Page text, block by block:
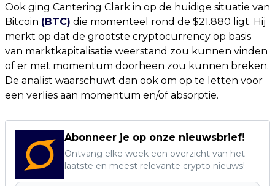
Ook ging Cantering Clark in op de huidige situatie van
Bitcoin (BTC) die momenteel rond de $21.880 ligt. Hij
merkt op dat de grootste cryptocurrency op basis
van marktkapitalisatie weerstand zou kunnen vinden
of er met momentum doorheen zou kunnen breken.
De analist waarschuwt dan ook om op te letten voor
een verlies aan momentum en/of absorptie.
Abonneer je op onze nieuwsbrief!
Ontvang elke week een overzicht van het
laatste en meest relevante crypto nieuws!